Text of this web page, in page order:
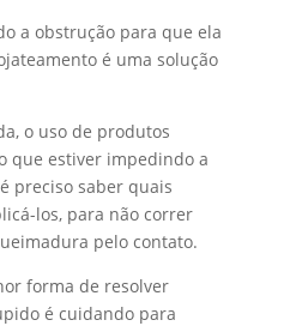
a obstrução para que ela
é uma solução
o uso de produtos
que estiver impedindo a
preciso saber quais
los, para não correr
pelo contato.
forma de resolver
é cuidando para